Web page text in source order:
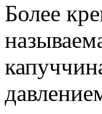
Более